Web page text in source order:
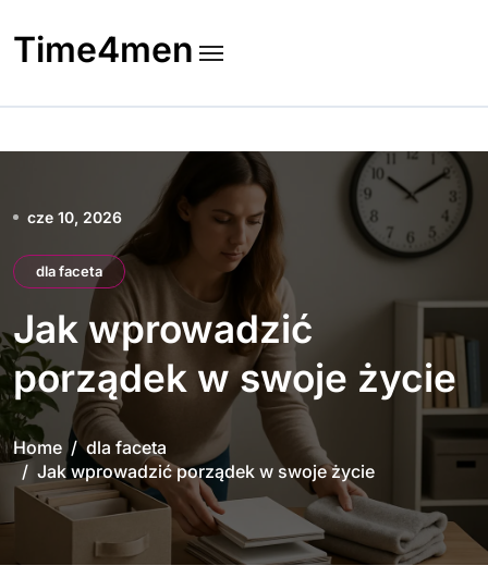
to
content
Time4men
cze 10, 2026
dla faceta
Jak wprowadzić
porządek w swoje życie
Home
dla faceta
Jak wprowadzić porządek w swoje życie